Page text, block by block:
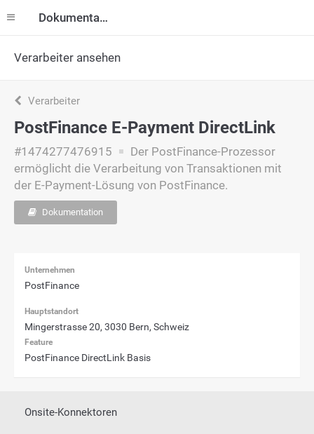
Dokumentation
Verarbeiter ansehen
Verarbeiter
PostFinance E-Payment DirectLink
#1474277476915
Der PostFinance-Prozessor
ermöglicht die Verarbeitung von Transaktionen mit
der E-Payment-Lösung von PostFinance.
Dokumentation
Unternehmen
PostFinance
Hauptstandort
Mingerstrasse 20, 3030 Bern, Schweiz
Feature
PostFinance DirectLink Basis
Onsite-Konnektoren